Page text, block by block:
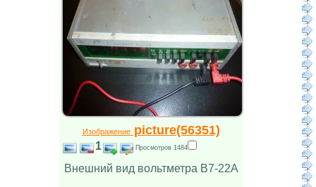
Изображениеpicture(56351)
1 Просмотров 1484
Внешний вид вольтметра В7-22А